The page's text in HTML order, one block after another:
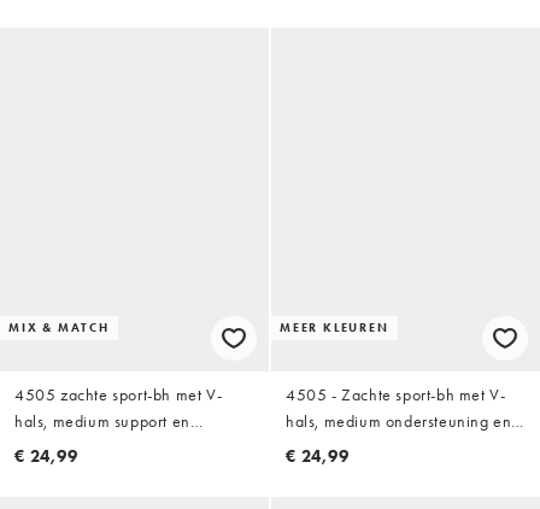
MIX & MATCH
4505 zachte sport-bh met V-
hals, medium support en
verstelbare bandjes in midnight
€ 24,99
MEER KLEUREN
4505 - Zachte sport-bh met V-
hals, medium ondersteuning en
verstelbare bandjes in beigeroze
€ 24,99